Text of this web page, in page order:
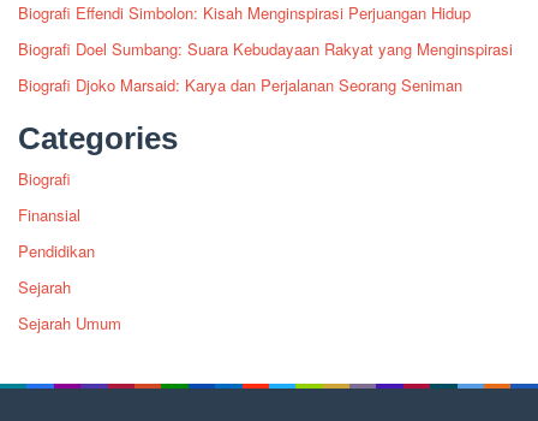
Biografi Effendi Simbolon: Kisah Menginspirasi Perjuangan Hidup
Biografi Doel Sumbang: Suara Kebudayaan Rakyat yang Menginspirasi
Biografi Djoko Marsaid: Karya dan Perjalanan Seorang Seniman
Categories
Biografi
Finansial
Pendidikan
Sejarah
Sejarah Umum